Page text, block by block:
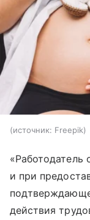
источник: Freepik
«Работодатель
и при
действия